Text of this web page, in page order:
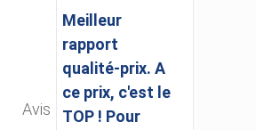
Avis
Meilleur
rapport
qualité-prix. A
ce prix, c'est le
TOP ! Pour